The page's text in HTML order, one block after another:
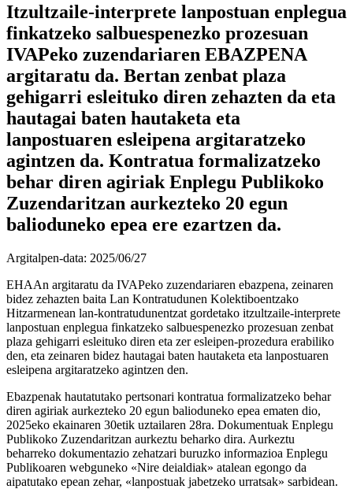
Itzultzaile-interprete lanpostuan enplegua
finkatzeko salbuespenezko prozesuan
IVAPeko zuzendariaren EBAZPENA
argitaratu da. Bertan zenbat plaza
gehigarri esleituko diren zehazten da eta
hautagai baten hautaketa eta
lanpostuaren esleipena argitaratzeko
agintzen da. Kontratua formalizatzeko
behar diren agiriak Enplegu Publikoko
Zuzendaritzan aurkezteko 20 egun
balioduneko epea ere ezartzen da.
Argitalpen-data: 2025/06/27
EHAAn argitaratu da IVAPeko zuzendariaren ebazpena, zeinaren
bidez zehazten baita Lan Kontratudunen Kolektiboentzako
Hitzarmenean lan-kontratudunentzat gordetako itzultzaile-interprete
lanpostuan enplegua finkatzeko salbuespenezko prozesuan zenbat
plaza gehigarri esleituko diren eta zer esleipen-prozedura erabiliko
den, eta zeinaren bidez hautagai baten hautaketa eta lanpostuaren
esleipena argitaratzeko agintzen den.
Ebazpenak hautatutako pertsonari kontratua formalizatzeko behar
diren agiriak aurkezteko 20 egun balioduneko epea ematen dio,
2025eko ekainaren 30etik uztailaren 28ra. Dokumentuak Enplegu
Publikoko Zuzendaritzan aurkeztu beharko dira. Aurkeztu
beharreko dokumentazio zehatzari buruzko informazioa Enplegu
Publikoaren webguneko «Nire deialdiak» atalean egongo da
aipatutako epean zehar, «lanpostuak jabetzeko urratsak» sarbidean.